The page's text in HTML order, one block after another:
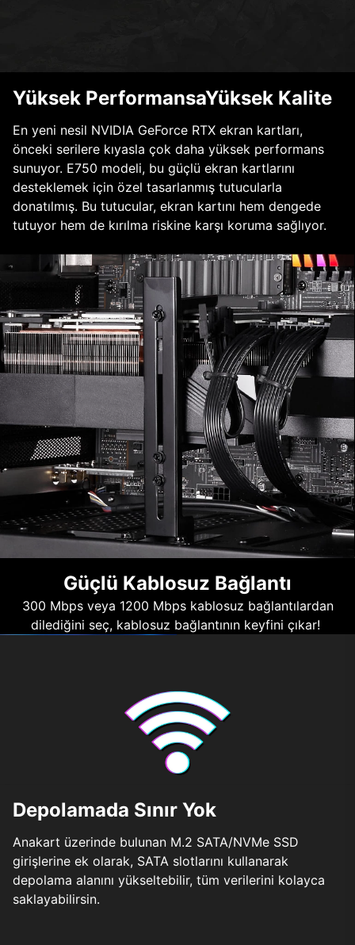
Yüksek PerformansaYüksek Kalite
En yeni nesil NVIDIA GeForce RTX ekran kartları,
önceki serilere kıyasla çok daha yüksek performans
sunuyor. E750 modeli, bu güçlü ekran kartlarını
desteklemek için özel tasarlanmış tutucularla
donatılmış. Bu tutucular, ekran kartını hem dengede
tutuyor hem de kırılma riskine karşı koruma sağlıyor.
Güçlü Kablosuz Bağlantı
300 Mbps veya 1200 Mbps kablosuz bağlantılardan
dilediğini seç, kablosuz bağlantının keyfini çıkar!
Depolamada Sınır Yok
Anakart üzerinde bulunan M.2 SATA/NVMe SSD
girişlerine ek olarak, SATA slotlarını kullanarak
depolama alanını yükseltebilir, tüm verilerini kolayca
saklayabilirsin.